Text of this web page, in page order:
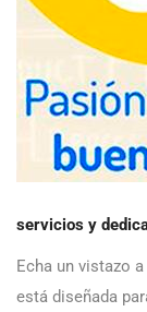
servicios y
Echa un vistazo
está diseñada